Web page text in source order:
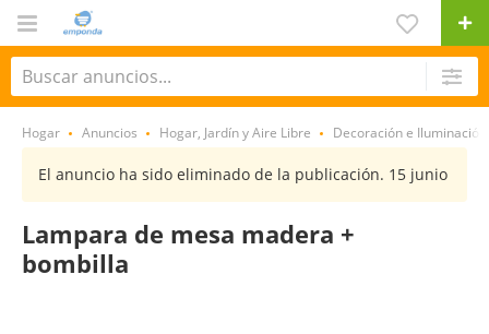
Hogar Anuncios Hogar, Jardín y Aire Libre Decoración e
El anuncio ha sido eliminado de la publicación. 15 junio
Lampara de mesa madera +
bombilla